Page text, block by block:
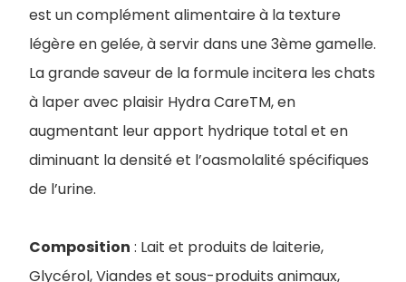
est un complément alimentaire à la texture
légère en gelée, à servir dans une 3ème gamelle.
La grande saveur de la formule incitera les chats
à laper avec plaisir Hydra CareTM, en
augmentant leur apport hydrique total et en
diminuant la densité et l’oasmolalité spécifiques
de l’urine.
Composition : Lait et produits de laiterie,
Glycérol, Viandes et sous-produits animaux,